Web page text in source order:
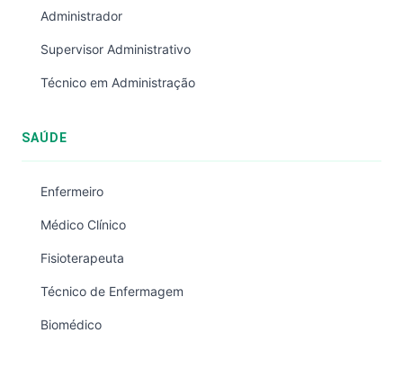
Administrador
Supervisor Administrativo
Técnico em Administração
SAÚDE
Enfermeiro
Médico Clínico
Fisioterapeuta
Técnico de Enfermagem
Biomédico